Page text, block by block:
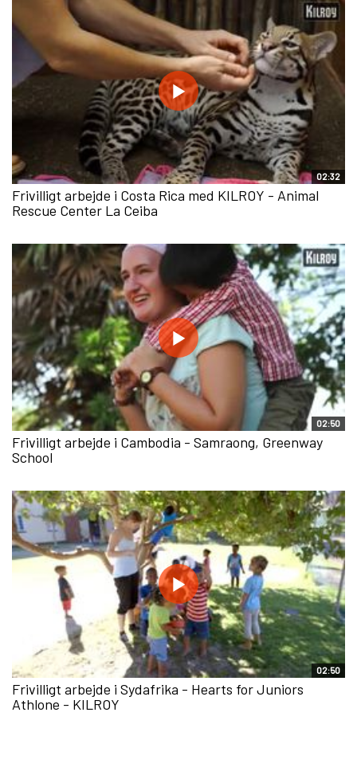
02:32
Frivilligt arbejde i Costa Rica med KILROY - Animal
Rescue Center La Ceiba
02:50
Frivilligt arbejde i Cambodia - Samraong, Greenway
School
02:50
Frivilligt arbejde i Sydafrika - Hearts for Juniors
Athlone - KILROY